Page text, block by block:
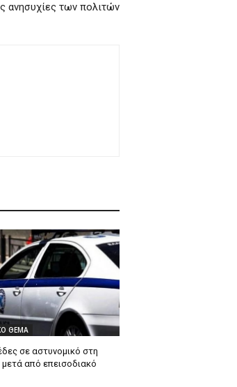
ανησυχίες των πολιτών
ΘΕΜΑ
σε αστυνομικό στη
από επεισοδιακό